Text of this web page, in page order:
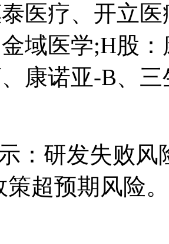
医疗、开立
域医学;H股
康诺亚-B、
：研发失败
超预期风险。